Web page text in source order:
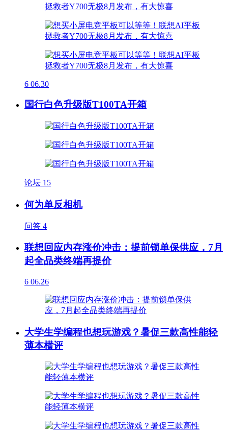
6 06.30
国行白色升级版T100TA开箱
论坛 15
何为单反相机
问答 4
联想回应内存涨价冲击：提前锁单保供应，7月
起全品类终端再提价
6 06.26
大学生学编程也想玩游戏？暑促三款高性能轻
薄本横评